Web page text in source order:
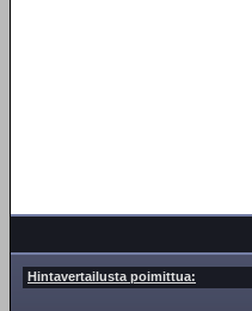
Hintavertailusta poimittua: